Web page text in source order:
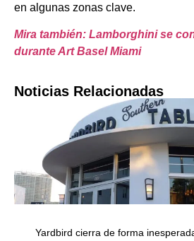
en algunas zonas clave.
Mira también: Lamborghini se
durante Art Basel Miami
Noticias Relacionadas
Yardbird cierra de forma